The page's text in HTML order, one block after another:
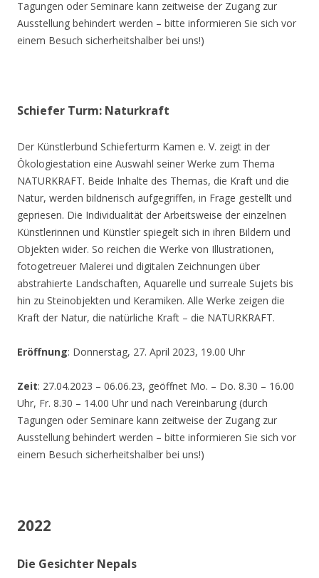
Tagungen oder Seminare kann zeitweise der Zugang zur
Ausstellung behindert werden – bitte informieren Sie sich vor
einem Besuch sicherheitshalber bei uns!)
Schiefer Turm: Naturkraft
Der Künstlerbund Schieferturm Kamen e. V. zeigt in der
Ökologiestation eine Auswahl seiner Werke zum Thema
NATURKRAFT. Beide Inhalte des Themas, die Kraft und die
Natur, werden bildnerisch aufgegriffen, in Frage gestellt und
gepriesen. Die Individualität der Arbeitsweise der einzelnen
Künstlerinnen und Künstler spiegelt sich in ihren Bildern und
Objekten wider. So reichen die Werke von Illustrationen,
fotogetreuer Malerei und digitalen Zeichnungen über
abstrahierte Landschaften, Aquarelle und surreale Sujets bis
hin zu Steinobjekten und Keramiken. Alle Werke zeigen die
Kraft der Natur, die natürliche Kraft – die NATURKRAFT.
Eröffnung: Donnerstag, 27. April 2023, 19.00 Uhr
Zeit: 27.04.2023 – 06.06.23, geöffnet Mo. – Do. 8.30 – 16.00
Uhr, Fr. 8.30 – 14.00 Uhr und nach Vereinbarung (durch
Tagungen oder Seminare kann zeitweise der Zugang zur
Ausstellung behindert werden – bitte informieren Sie sich vor
einem Besuch sicherheitshalber bei uns!)
2022
Die Gesichter Nepals